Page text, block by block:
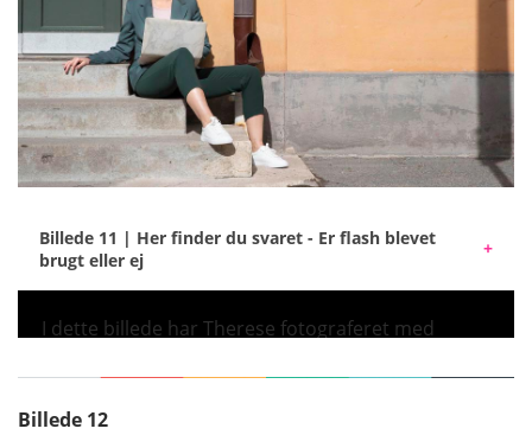
Billede 11 | Her finder du svaret - Er flash blevet
brugt eller ej
I dette billede har Therese fotograferet med
nødvendigt at lysne skyggedetaljerne på modellen.
Billede 12